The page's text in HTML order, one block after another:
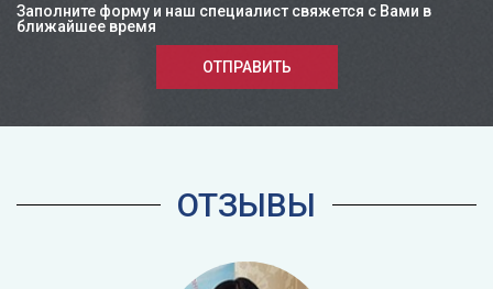
Заполните форму и наш специалист свяжется с Вами в
ближайшее время
ОТПРАВИТЬ
ОТЗЫВЫ